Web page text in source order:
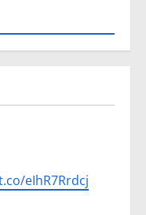
eIhR7Rrdcj